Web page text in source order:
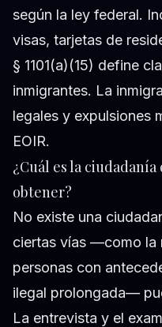
según la ley federal.
visas, tarjetas de
§ 1101(a)(15) define
inmigrantes. La
legales y expulsiones
EOIR.
¿Cuál es la
obtener?
No existe una
ciertas vías —como la
personas con
ilegal prolongada—
La entrevista y el